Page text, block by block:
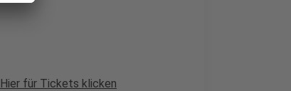
Hier für Tickets klicken